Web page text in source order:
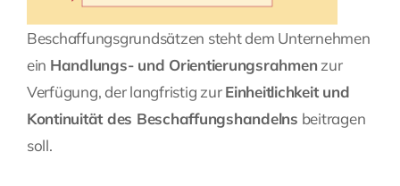
Beschaffungsgrundsätzen steht dem Unternehmen
ein Handlungs- und Orientierungsrahmen zur
Verfügung, der langfristig zurEinheitlichkeit und
Kontinuität des Beschaffungshandelns beitragen
soll.